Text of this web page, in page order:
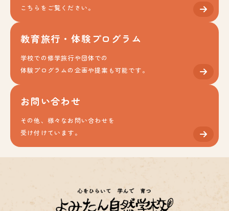
こちらをご覧ください。
教育旅行・体験プログラム
学校での修学旅行や団体での
体験プログラムの企画や提案も可能です。
お問い合わせ
その他、様々なお問い合わせを
受け付けています。